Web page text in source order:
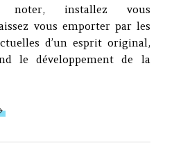
installez vous
vous emporter par les
d’un esprit original,
le développement de la
d’automne (7, 8 et 9)